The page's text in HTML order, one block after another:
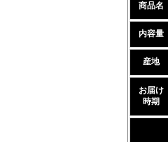
商品名
内容量
産地
お届け
時期